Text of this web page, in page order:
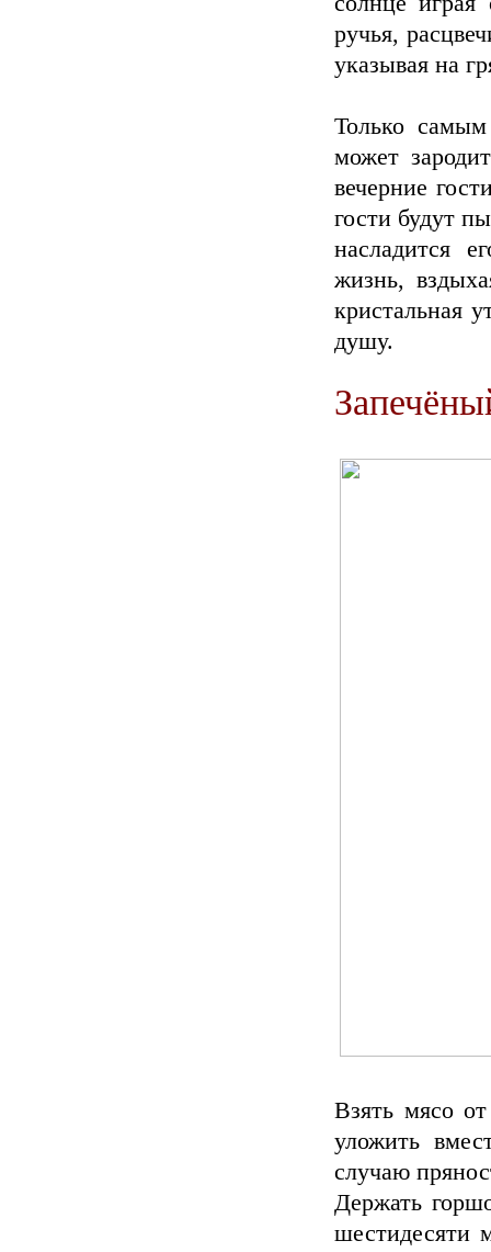
ручья,
указывая на
Только
может
вечерние
гости будут
насладится
жизнь,
кристальная
душу.
Взять мясо
уложить
случаю
Держать
шестидесяти